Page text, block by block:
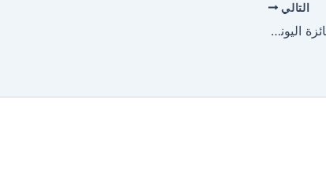
التالي
ترشيح جمعية تيرو اللبنانية لجائزة اليونيسكو للثقافة العربية